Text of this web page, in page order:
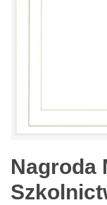
Nagroda